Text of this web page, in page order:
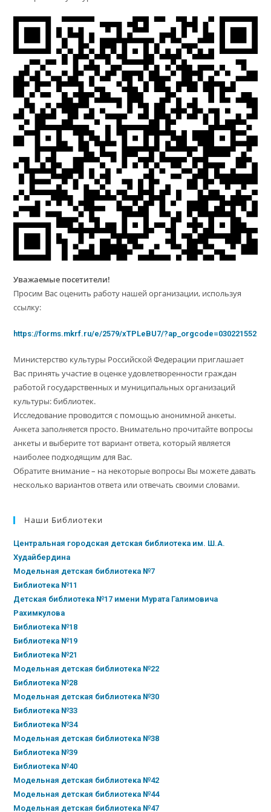
Уважаемые посетители!
Просим Вас оценить работу нашей организации, используя
ссылку:
https://forms.mkrf.ru/e/2579/xTPLeBU7/?ap_orgcode=030221552
Министерство культуры Российской Федерации приглашает
Вас принять участие в оценке удовлетворенности граждан
работой государственных и муниципальных организаций
культуры: библиотек.
Исследование проводится с помощью анонимной анкеты.
Анкета заполняется просто. Внимательно прочитайте вопросы
анкеты и выберите тот вариант ответа, который является
наиболее подходящим для Вас.
Обратите внимание – на некоторые вопросы Вы можете давать
несколько вариантов ответа или отвечать своими словами.
Наши Библиотеки
Центральная городская детская библиотека им. Ш.А.
Худайбердина
Модельная детская библиотека №7
Библиотека №11
Детская библиотека №17 имени Мурата Галимовича
Рахимкулова
Библиотека №18
Библиотека №19
Библиотека №21
Модельная детская библиотека №22
Библиотека №28
Модельная детская библиотека №30
Библиотека №33
Библиотека №34
Модельная детская библиотека №38
Библиотека №39
Библиотека №40
Модельная детская библиотека №42
Модельная детская библиотека №44
Модельная детская библиотека №47